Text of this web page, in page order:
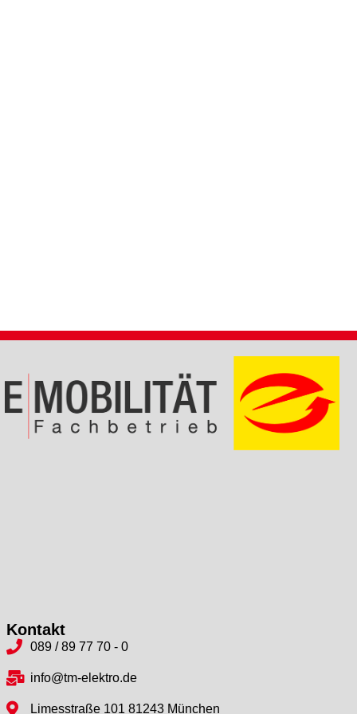
Kontakt
089 / 89 77 70 - 0
info@tm-elektro.de
Limesstraße 101 81243 München